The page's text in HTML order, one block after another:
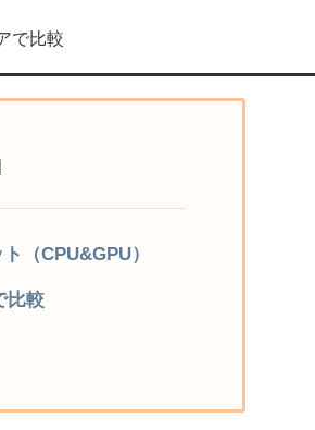
で比較
（CPU&GPU）
比較